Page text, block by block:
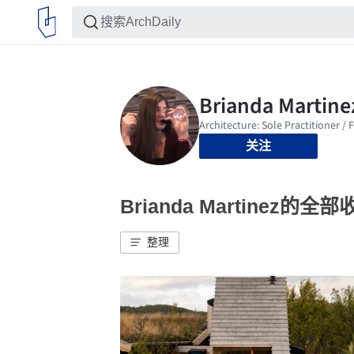
关注
Brianda Martinez的全部
整理